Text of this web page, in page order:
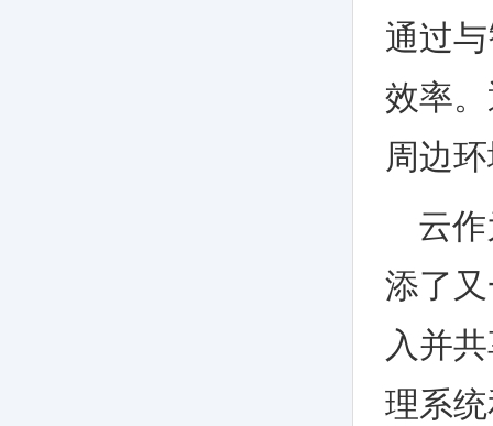
通过
效率
周边
云
添了
入并
理系